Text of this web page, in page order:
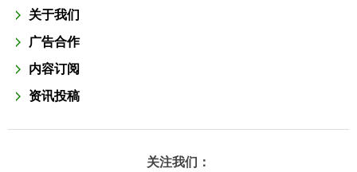
关于我们
广告合作
内容订阅
资讯投稿
关注我们：